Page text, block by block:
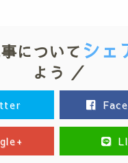
について シェ
よう ／